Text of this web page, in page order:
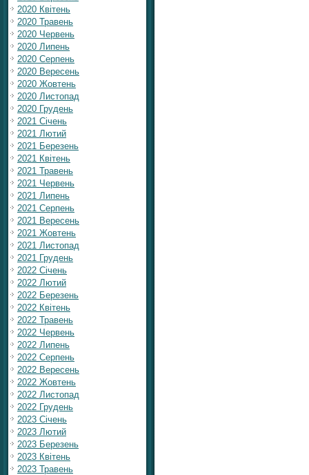
2020 Квітень
2020 Травень
2020 Червень
2020 Липень
2020 Серпень
2020 Вересень
2020 Жовтень
2020 Листопад
2020 Грудень
2021 Січень
2021 Лютий
2021 Березень
2021 Квітень
2021 Травень
2021 Червень
2021 Липень
2021 Серпень
2021 Вересень
2021 Жовтень
2021 Листопад
2021 Грудень
2022 Січень
2022 Лютий
2022 Березень
2022 Квітень
2022 Травень
2022 Червень
2022 Липень
2022 Серпень
2022 Вересень
2022 Жовтень
2022 Листопад
2022 Грудень
2023 Січень
2023 Лютий
2023 Березень
2023 Квітень
2023 Травень